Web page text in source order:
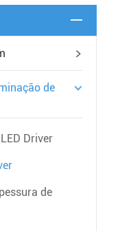


de

Driver
de